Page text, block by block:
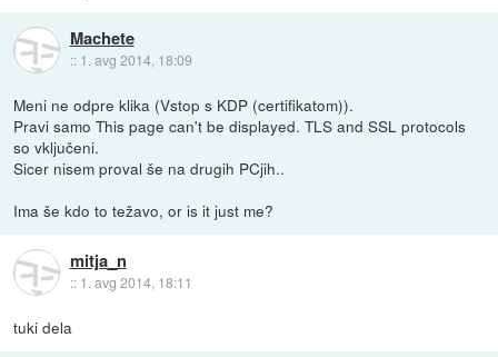
Machete
:: 1. avg 2014, 18:09
Meni ne odpre klika (Vstop s KDP (certifikatom)).
Pravi samo This page can't be displayed. TLS and SSL protocols
so vključeni.
Sicer nisem proval še na drugih PCjih..
Ima še kdo to težavo, or is it just me?
mitja_n
:: 1. avg 2014, 18:11
tuki dela